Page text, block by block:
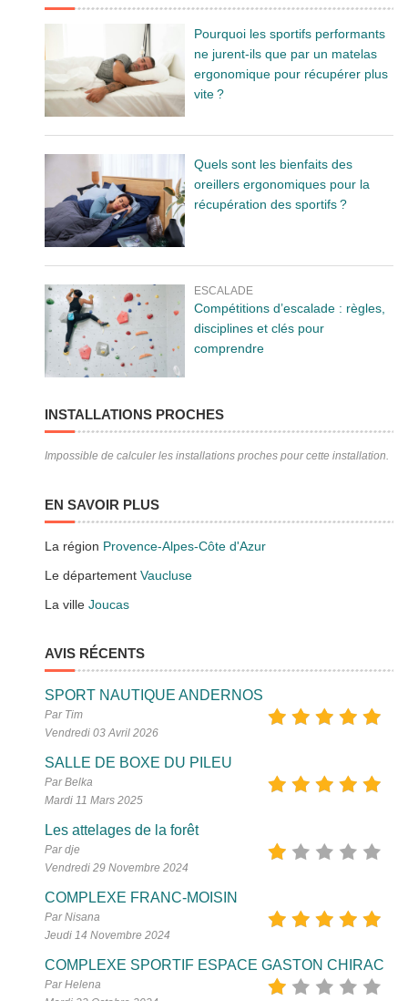
Pourquoi les sportifs performants
ne jurent-ils que par un matelas
ergonomique pour récupérer plus
vite ?
Quels sont les bienfaits des
oreillers ergonomiques pour la
récupération des sportifs ?
ESCALADE
Compétitions d’escalade : règles,
disciplines et clés pour
comprendre
INSTALLATIONS PROCHES
Impossible de calculer les installations proches pour cette installation.
EN SAVOIR PLUS
La région Provence-Alpes-Côte d'Azur
Le départementVaucluse
La villeJoucas
AVIS RÉCENTS
SPORT NAUTIQUE ANDERNOS
Par Tim
Vendredi 03 Avril 2026
SALLE DE BOXE DU PILEU
Par Belka
Mardi 11 Mars 2025
Les attelages de la forêt
Par dje
Vendredi 29 Novembre 2024
COMPLEXE FRANC-MOISIN
Par Nisana
Jeudi 14 Novembre 2024
COMPLEXE SPORTIF ESPACE GASTON CHIRAC
Par Helena